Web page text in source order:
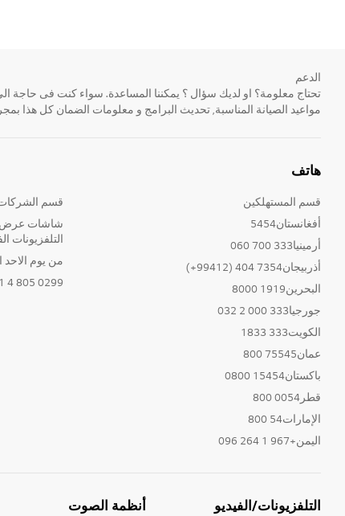
الدعم
مواعيد الصيانة المناسبة, تحديث البرامج و معلومات الضمان كل هذا
هاتف
قسم المستهلكين
أفغانستان5454
أرمينيا333 700 060
أذربيجان7354 404 (99412+)
البحرين1919 8000
جورجيا333 000 2 032
الكويت333 1833
عمان75545 800
باكستان15454 0800
قطر0054 800
الإمارات54 800
اليمن+967 1 264 096
قسم
شاشات عرض
التلفزيونات
من يوم الاحد
0299 805 4 971+
التلفزيونات/الفيديو أنظمة الصوت